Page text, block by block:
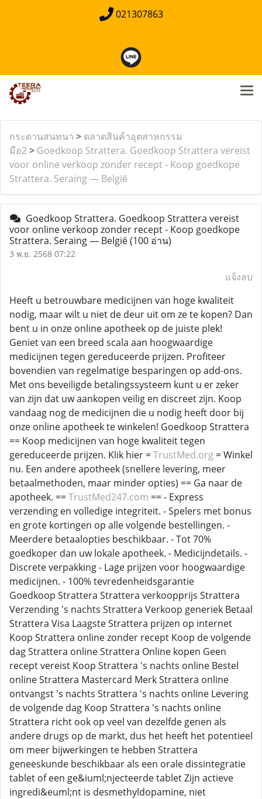
021307863
กระดานสนทนา > ตลาดสินค้าอุตสาหกรรม
มือ2> Goedkoop Strattera. Goedkoop Strattera vereist
voor online verkoop zonder recept - Koop goedkope
Strattera. Seraing — België
Goedkoop Strattera. Goedkoop Strattera vereist
voor online verkoop zonder recept - Koop goedkope
Strattera. Seraing — België(100 อ่าน)
3 พ.ย. 2568 07:22
แจ้งลบ
Heeft u betrouwbare medicijnen van hoge kwaliteit
nodig, maar wilt u niet de deur uit om ze te kopen? Dan
bent u in onze online apotheek op de juiste plek!
Geniet van een breed scala aan hoogwaardige
medicijnen tegen gereduceerde prijzen. Profiteer
bovendien van regelmatige besparingen op add-ons.
Met ons beveiligde betalingssysteem kunt u er zeker
van zijn dat uw aankopen veilig en discreet zijn. Koop
vandaag nog de medicijnen die u nodig heeft door bij
onze online apotheek te winkelen! Goedkoop Strattera
== Koop medicijnen van hoge kwaliteit tegen
gereduceerde prijzen. Klik hier =TrustMed.org = Winkel
nu. Een andere apotheek (snellere levering, meer
betaalmethoden, maar minder opties) == Ga naar de
apotheek. ==TrustMed247.com == - Express
verzending en volledige integriteit. - Spelers met bonus
en grote kortingen op alle volgende bestellingen. -
Meerdere betaalopties beschikbaar. - Tot 70%
goedkoper dan uw lokale apotheek. - Medicijndetails. -
Discrete verpakking - Lage prijzen voor hoogwaardige
medicijnen. - 100% tevredenheidsgarantie
Goedkoop Strattera Strattera verkoopprijs Strattera
Verzending 's nachts Strattera Verkoop generiek Betaal
Strattera Visa Laagste Strattera prijzen op internet
Koop Strattera online zonder recept Koop de volgende
dag Strattera online Strattera Online kopen Geen
recept vereist Koop Strattera 's nachts online Bestel
online Strattera Mastercard Merk Strattera online
ontvangst 's nachts Strattera 's nachts online Levering
de volgende dag Koop Strattera 's nachts online
Strattera richt ook op veel van dezelfde genen als
andere drugs op de markt, dus het heeft het potentieel
om meer bijwerkingen te hebben Strattera
geneeskunde beschikbaar als een orale dissintegratie
tablet of een ge&iuml;njecteerde tablet Zijn actieve
ingredi&euml;nt is desmethyldopamine, niet